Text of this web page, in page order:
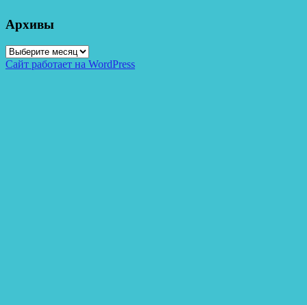
Архивы
Архивы
Сайт работает на WordPress